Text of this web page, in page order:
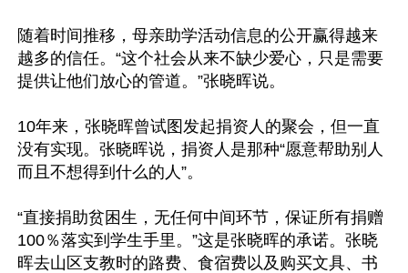
随着时间推移，母亲助学活动信息的公开赢得越来
越多的信任。“这个社会从来不缺少爱心，只是需要
提供让他们放心的管道。”张晓晖说。
10年来，张晓晖曾试图发起捐资人的聚会，但一直
没有实现。张晓晖说，捐资人是那种“愿意帮助别人
而且不想得到什么的人”。
“直接捐助贫困生，无任何中间环节，保证所有捐赠
100％落实到学生手里。”这是张晓晖的承诺。张晓
晖去山区支教时的路费、食宿费以及购买文具、书